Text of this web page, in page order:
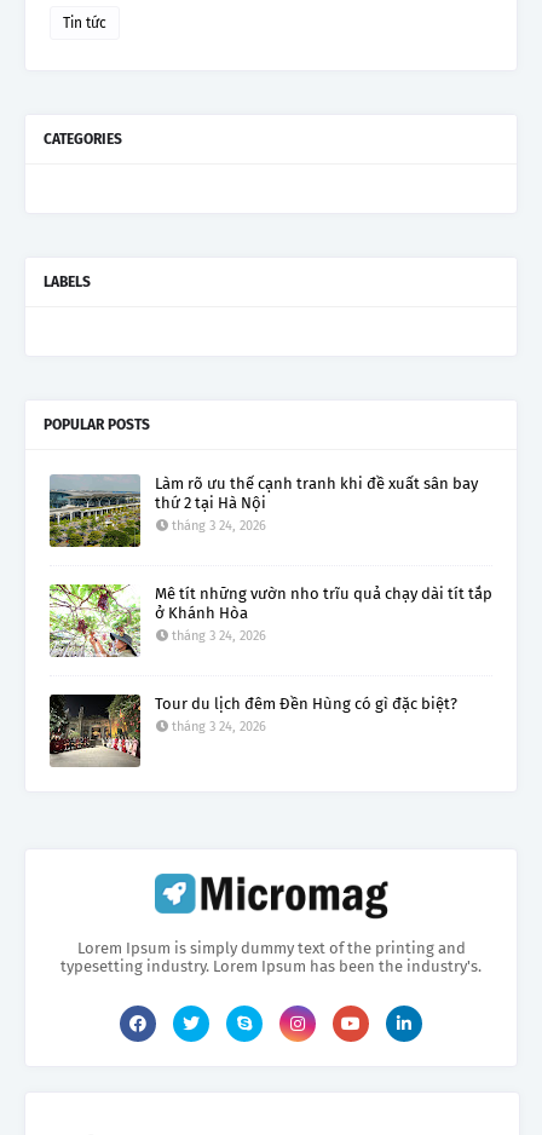
Tin tức
CATEGORIES
LABELS
POPULAR POSTS
Làm rõ ưu thế cạnh tranh khi đề xuất sân bay
thứ 2 tại Hà Nội
tháng 3 24, 2026
Mê tít những vườn nho trĩu quả chạy dài tít tắp
ở Khánh Hòa
tháng 3 24, 2026
Tour du lịch đêm Đền Hùng có gì đặc biệt?
tháng 3 24, 2026
Lorem Ipsum is simply dummy text of the printing and
typesetting industry. Lorem Ipsum has been the industry's.